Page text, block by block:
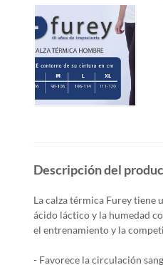
Descripción del
La calza térmica Furey tiene
ácido láctico y la humedad
el entrenamiento y la
- Favorece la circulación